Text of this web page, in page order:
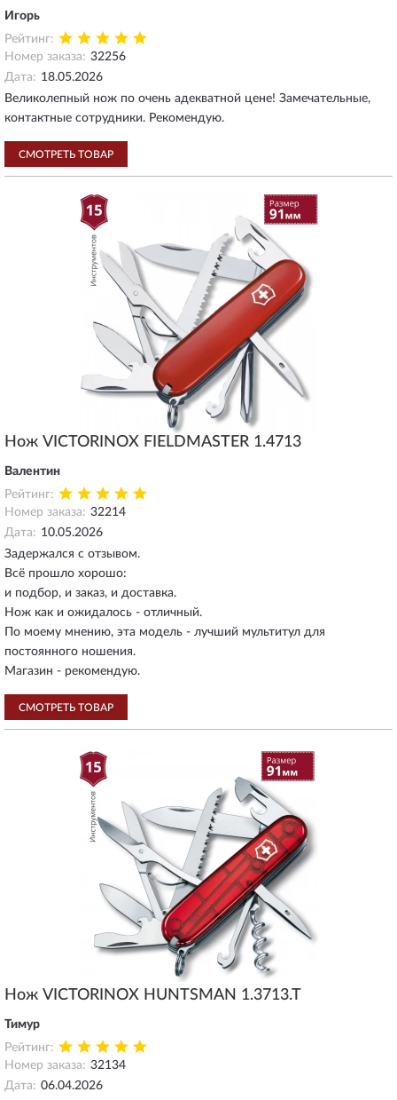
Игорь
Рейтинг:
Номер заказа: 32256
Дата: 18.05.2026
Великолепный нож по очень адекватной цене! Замечательные,
контактные сотрудники. Рекомендую.
СМОТРЕТЬ ТОВАР
Нож VICTORINOX FIELDMASTER 1.4713
Валентин
Рейтинг:
Номер заказа: 32214
Дата: 10.05.2026
Задержался с отзывом.
Всё прошло хорошо:
и подбор, и заказ, и доставка.
Нож как и ожидалось - отличный.
По моему мнению, эта модель - лучший мультитул для
постоянного ношения.
Магазин - рекомендую.
СМОТРЕТЬ ТОВАР
Нож VICTORINOX HUNTSMAN 1.3713.T
Тимур
Рейтинг:
Номер заказа: 32134
Дата: 06.04.2026